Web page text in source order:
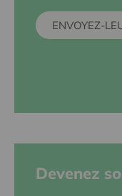
ENVOYEZ-
Devenez